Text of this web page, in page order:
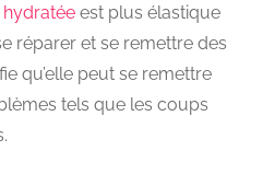
hydratée est plus élastique
réparer et se remettre des
qu’elle peut se remettre
tels que les coups